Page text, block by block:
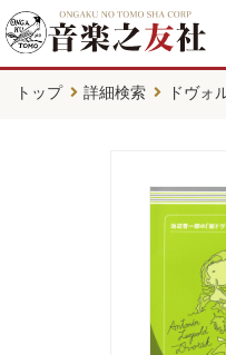
トップ 詳細検索 ドヴォ